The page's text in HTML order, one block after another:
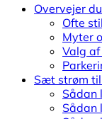
Overvejer
Ofte
Myter
Valg
Sæt strøm
Sådan
Sådan